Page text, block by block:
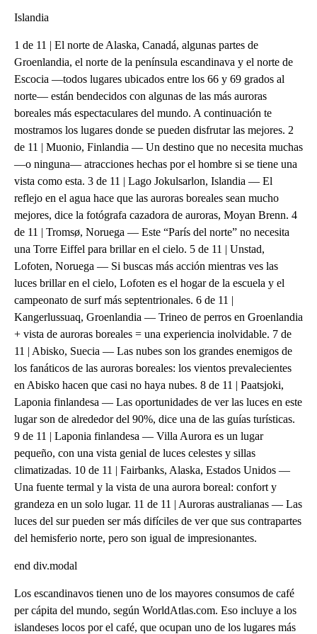
Islandia
1 de 11 | El norte de Alaska, Canadá, algunas partes de
Groenlandia, el norte de la península escandinava y el norte de
Escocia —todos lugares ubicados entre los 66 y 69 grados al
norte— están bendecidos con algunas de las más auroras
boreales más espectaculares del mundo. A continuación te
mostramos los lugares donde se pueden disfrutar las mejores. 2
de 11 | Muonio, Finlandia — Un destino que no necesita muchas
—o ninguna— atracciones hechas por el hombre si se tiene una
vista como esta. 3 de 11 | Lago Jokulsarlon, Islandia — El
reflejo en el agua hace que las auroras boreales sean mucho
mejores, dice la fotógrafa cazadora de auroras, Moyan Brenn. 4
de 11 | Tromsø, Noruega — Este “París del norte” no necesita
una Torre Eiffel para brillar en el cielo. 5 de 11 | Unstad,
Lofoten, Noruega — Si buscas más acción mientras ves las
luces brillar en el cielo, Lofoten es el hogar de la escuela y el
campeonato de surf más septentrionales. 6 de 11 |
Kangerlussuaq, Groenlandia — Trineo de perros en Groenlandia
+ vista de auroras boreales = una experiencia inolvidable. 7 de
11 | Abisko, Suecia — Las nubes son los grandes enemigos de
los fanáticos de las auroras boreales: los vientos prevalecientes
en Abisko hacen que casi no haya nubes. 8 de 11 | Paatsjoki,
Laponia finlandesa — Las oportunidades de ver las luces en este
lugar son de alrededor del 90%, dice una de las guías turísticas.
9 de 11 | Laponia finlandesa — Villa Aurora es un lugar
pequeño, con una vista genial de luces celestes y sillas
climatizadas. 10 de 11 | Fairbanks, Alaska, Estados Unidos —
Una fuente termal y la vista de una aurora boreal: confort y
grandeza en un solo lugar. 11 de 11 | Auroras australianas — Las
luces del sur pueden ser más difíciles de ver que sus contrapartes
del hemisferio norte, pero son igual de impresionantes.
end div.modal
Los escandinavos tienen uno de los mayores consumos de café
per cápita del mundo, según WorldAtlas.com. Eso incluye a los
islandeses locos por el café, que ocupan uno de los lugares más